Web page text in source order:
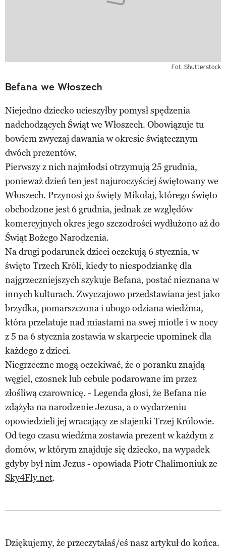
Fot. Shutterstock
Befana we Włoszech
Niejedno dziecko ucieszyłby pomysł spędzenia
nadchodzących Świąt we Włoszech. Obowiązuje tu
bowiem zwyczaj dawania w okresie świątecznym
dwóch prezentów.
Pierwszy z nich najmłodsi otrzymują 25 grudnia,
ponieważ dzień ten jest najuroczyściej świętowany we
Włoszech. Przynosi go święty Mikołaj, którego święto
obchodzone jest 6 grudnia, jednak ze względów
komercyjnych okres jego szczodrości wydłużono aż do
Świąt Bożego Narodzenia.
Na drugi podarunek dzieci oczekują 6 stycznia, w
święto Trzech Króli, kiedy to niespodziankę dla
najgrzeczniejszych szykuje Befana, postać nieznana w
innych kulturach. Zwyczajowo przedstawiana jest jako
brzydka, pomarszczona i ubogo odziana wiedźma,
która przelatuje nad miastami na swej miotle i w nocy
z 5 na 6 stycznia zostawia w skarpecie upominek dla
każdego z dzieci.
Niegrzeczne mogą oczekiwać, że o poranku znajdą
węgiel, czosnek lub cebule podarowane im przez
złośliwą czarownicę. - Legenda głosi, że Befana nie
zdążyła na narodzenie Jezusa, a o wydarzeniu
opowiedzieli jej wracający ze stajenki Trzej Królowie.
Od tego czasu wiedźma zostawia prezent w każdym z
domów, w którym znajduje się dziecko, na wypadek
gdyby był nim Jezus - opowiada Piotr Chalimoniuk ze
Sky4Fly.net.
Dziękujemy, że przeczytałaś/eś nasz artykuł do końca.